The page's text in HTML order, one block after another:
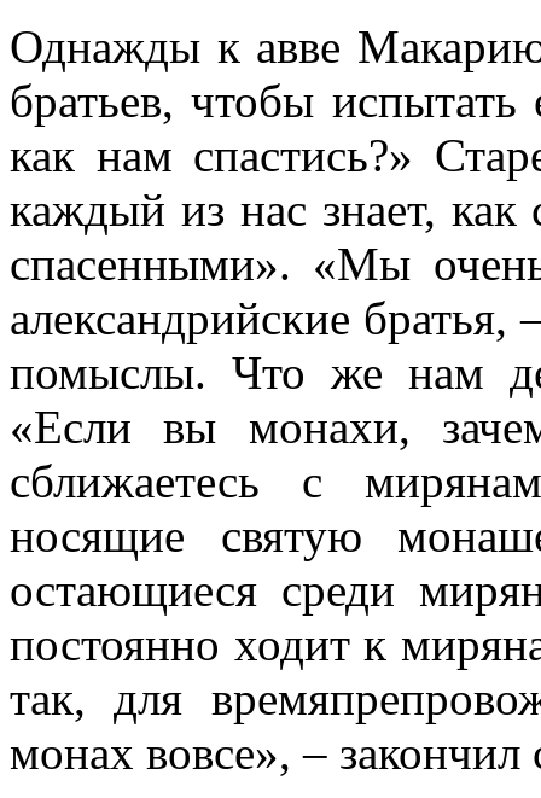
Однажды к авве
братьев, чтобы
как нам спастись?»
каждый из нас знает,
спасенными». «Мы
александрийские
помыслы. Что же нам
«Если вы монахи,
сближаетесь с
носящие святую
остающиеся среди
постоянно ходит к
так, для
монах вовсе», –